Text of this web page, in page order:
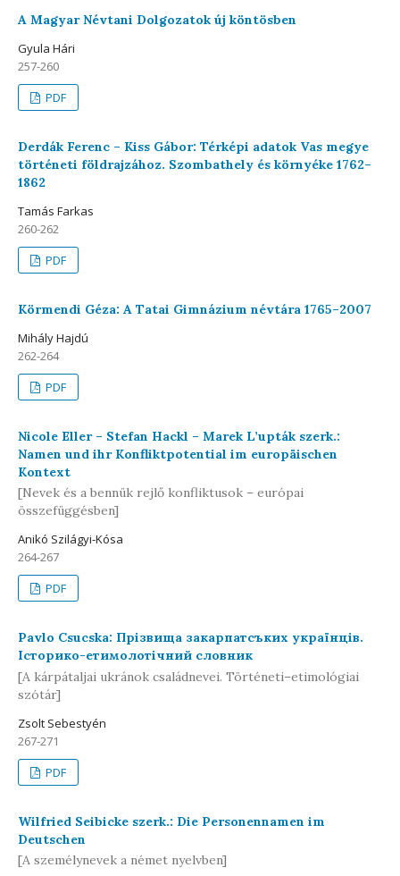
A Magyar Névtani Dolgozatok új köntösben
Gyula Hári
257-260
PDF
Derdák Ferenc – Kiss Gábor: Térképi adatok Vas megye
történeti földrajzához. Szombathely és környéke 1762–
1862
Tamás Farkas
260-262
PDF
Körmendi Géza: A Tatai Gimnázium névtára 1765–2007
Mihály Hajdú
262-264
PDF
Nicole Eller – Stefan Hackl – Marek L’upták szerk.:
Namen und ihr Konfliktpotential im europäischen
Kontext
[Nevek és a bennük rejlő konfliktusok – európai
összefüggésben]
Anikó Szilágyi-Kósa
264-267
PDF
Pavlo Csucska: Прізвища закарпатсъких українців.
Історико-етимолотічний словник
[A kárpátaljai ukránok családnevei. Történeti–etimológiai
szótár]
Zsolt Sebestyén
267-271
PDF
Wilfried Seibicke szerk.: Die Personennamen im
Deutschen
[A személynevek a német nyelvben]